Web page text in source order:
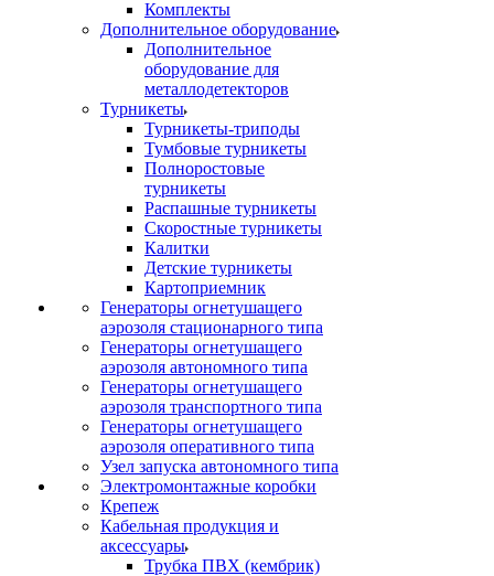
Комплекты
Дополнительное оборудование
Дополнительное
оборудование для
металлодетекторов
Турникеты
Турникеты-триподы
Тумбовые турникеты
Полноростовые
турникеты
Распашные турникеты
Скоростные турникеты
Калитки
Детские турникеты
Картоприемник
Генераторы огнетушащего
аэрозоля стационарного типа
Генераторы огнетушащего
аэрозоля автономного типа
Генераторы огнетушащего
аэрозоля транспортного типа
Генераторы огнетушащего
аэрозоля оперативного типа
Узел запуска автономного типа
Электромонтажные коробки
Крепеж
Кабельная продукция и
аксессуары
Трубка ПВХ (кембрик)